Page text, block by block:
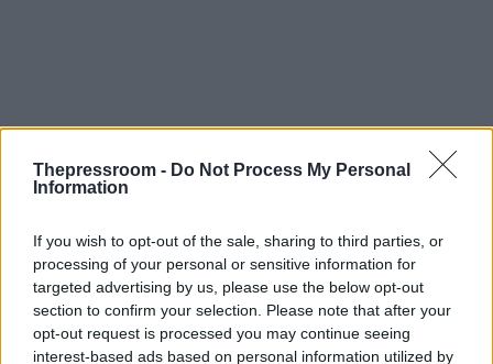
Thepressroom - Do Not Process My Personal
Information
If you wish to opt-out of the sale, sharing to third parties, or
processing of your personal or sensitive information for
targeted advertising by us, please use the below opt-out
section to confirm your selection. Please note that after your
opt-out request is processed you may continue seeing
interest-based ads based on personal information utilized by
Στο στόχαστρο μπαίνουν για ακόμη μία φορά
στρατηγικά σημεία όπως το Καστελλόριζο, η
Λέσβος και η Κως. Στο πλαίσιο αυτό,
υπογραμμίζεται ότι οποιαδήποτε προσπάθεια